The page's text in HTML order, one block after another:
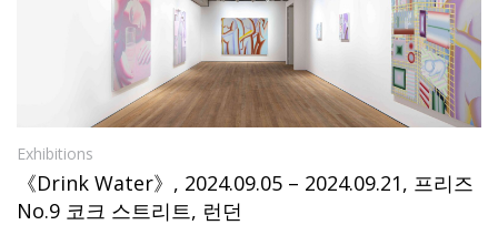
Exhibitions
《Drink Water》, 2024.09.05 – 2024.09.21, 프리즈
No.9 코크 스트리트, 런던